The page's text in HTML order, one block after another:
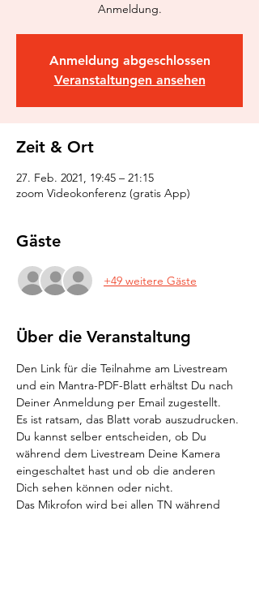
Anmeldung.
Anmeldung abgeschlossen
Veranstaltungen ansehen
Zeit & Ort
27. Feb. 2021, 19:45 – 21:15
zoom Videokonferenz (gratis App)
Gäste
+49 weitere Gäste
Über die Veranstaltung
Den Link für die Teilnahme am Livestream
und ein Mantra-PDF-Blatt erhältst Du nach
Deiner Anmeldung per Email zugestellt.
Es ist ratsam, das Blatt vorab auszudrucken.
Du kannst selber entscheiden, ob Du
während dem Livestream Deine Kamera
eingeschaltet hast und ob die anderen
Dich sehen können oder nicht.
Das Mikrofon wird bei allen TN während